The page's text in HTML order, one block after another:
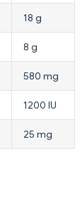
18 g
8 g
580 mg
1200 IU
25 mg